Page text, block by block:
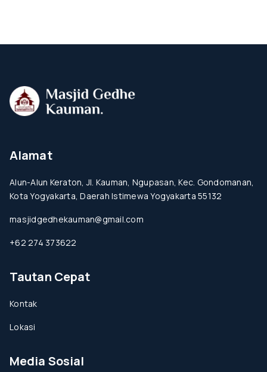
Alamat
Alun-Alun Keraton, Jl. Kauman, Ngupasan, Kec. Gondomanan,
Kota Yogyakarta, Daerah Istimewa Yogyakarta 55132
masjidgedhekauman@gmail.com
+62 274 373622
Tautan Cepat
Kontak
Lokasi
Media Sosial